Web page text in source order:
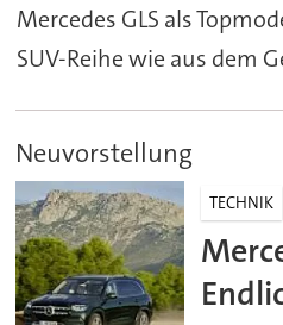
Mercedes GLS als
SUV-Reihe wie aus dem
Neuvorstellung
TECHNIK